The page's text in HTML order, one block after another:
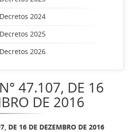
Decretos 2024
Decretos 2025
Decretos 2026
47.107, DE 16
DE 2016
DE 16 DE DEZEMBRO DE 2016